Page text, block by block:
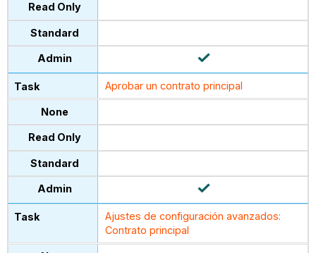
Aprobar un contrato principal
Ajustes de configuración avanzados:
Contrato principal